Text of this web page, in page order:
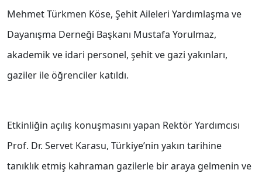
Mehmet Türkmen Köse, Şehit Aileleri Yardımlaşma ve
Dayanışma Derneği Başkanı Mustafa Yorulmaz,
akademik ve idari personel, şehit ve gazi yakınları,
gaziler ile öğrenciler katıldı.
Etkinliğin açılış konuşmasını yapan Rektör Yardımcısı
Prof. Dr. Servet Karasu, Türkiye’nin yakın tarihine
tanıklık etmiş kahraman gazilerle bir araya gelmenin ve